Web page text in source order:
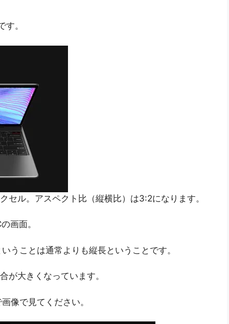
。
ル。アスペクト比（縦横比）は3:2になります。
画面。
うことは通常よりも縦長ということです。
大きくなっています。
像で見てください。